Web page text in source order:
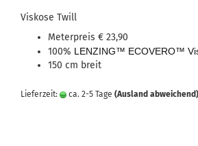
Viskose Twill
Meterpreis € 23,90
100% LENZING™ ECOVERO™
150 cm breit
Lieferzeit: ca. 2-5 Tage (Ausland abweichend)